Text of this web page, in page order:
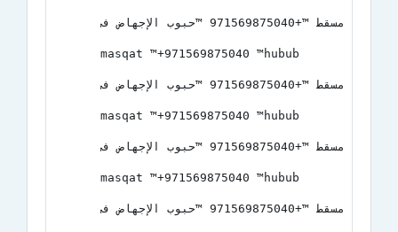
مسقط ™+971569875040 ™حبوب الإجهاض في مسقط ™عمان ™روي ™السيب ™صحار ™صلالة
masqat ™+971569875040 ™hubub
مسقط ™+971569875040 ™حبوب الإجهاض في مسقط ™عمان ™روي ™السيب ™صحار ™صلالة
masqat ™+971569875040 ™hubub
مسقط ™+971569875040 ™حبوب الإجهاض في مسقط ™عمان ™روي ™السيب ™صحار ™صلالة
masqat ™+971569875040 ™hubub
مسقط ™+971569875040 ™حبوب الإجهاض في مسقط ™عمان ™روي ™السيب ™صحار ™صلالة